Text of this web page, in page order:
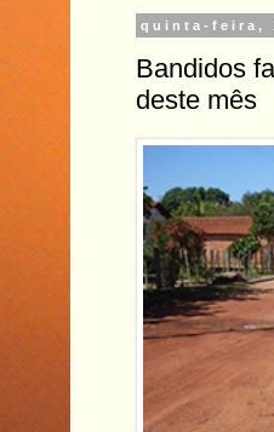
quinta-feira,
Bandidos
deste mês